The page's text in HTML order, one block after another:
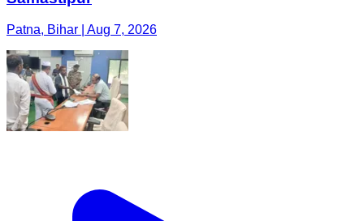
Patna, Bihar | Aug 7, 2026